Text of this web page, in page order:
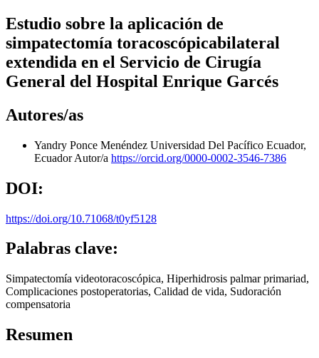
Estudio sobre la aplicación de
simpatectomía toracoscópicabilateral
extendida en el Servicio de Cirugía
General del Hospital Enrique Garcés
Autores/as
Yandry Ponce Menéndez Universidad Del Pacífico Ecuador,
EcuadorAutor/a https://orcid.org/0000-0002-3546-7386
DOI:
https://doi.org/10.71068/t0yf5128
Palabras clave:
Simpatectomía videotoracoscópica, Hiperhidrosis palmar primariad,
Complicaciones postoperatorias, Calidad de vida, Sudoración
compensatoria
Resumen